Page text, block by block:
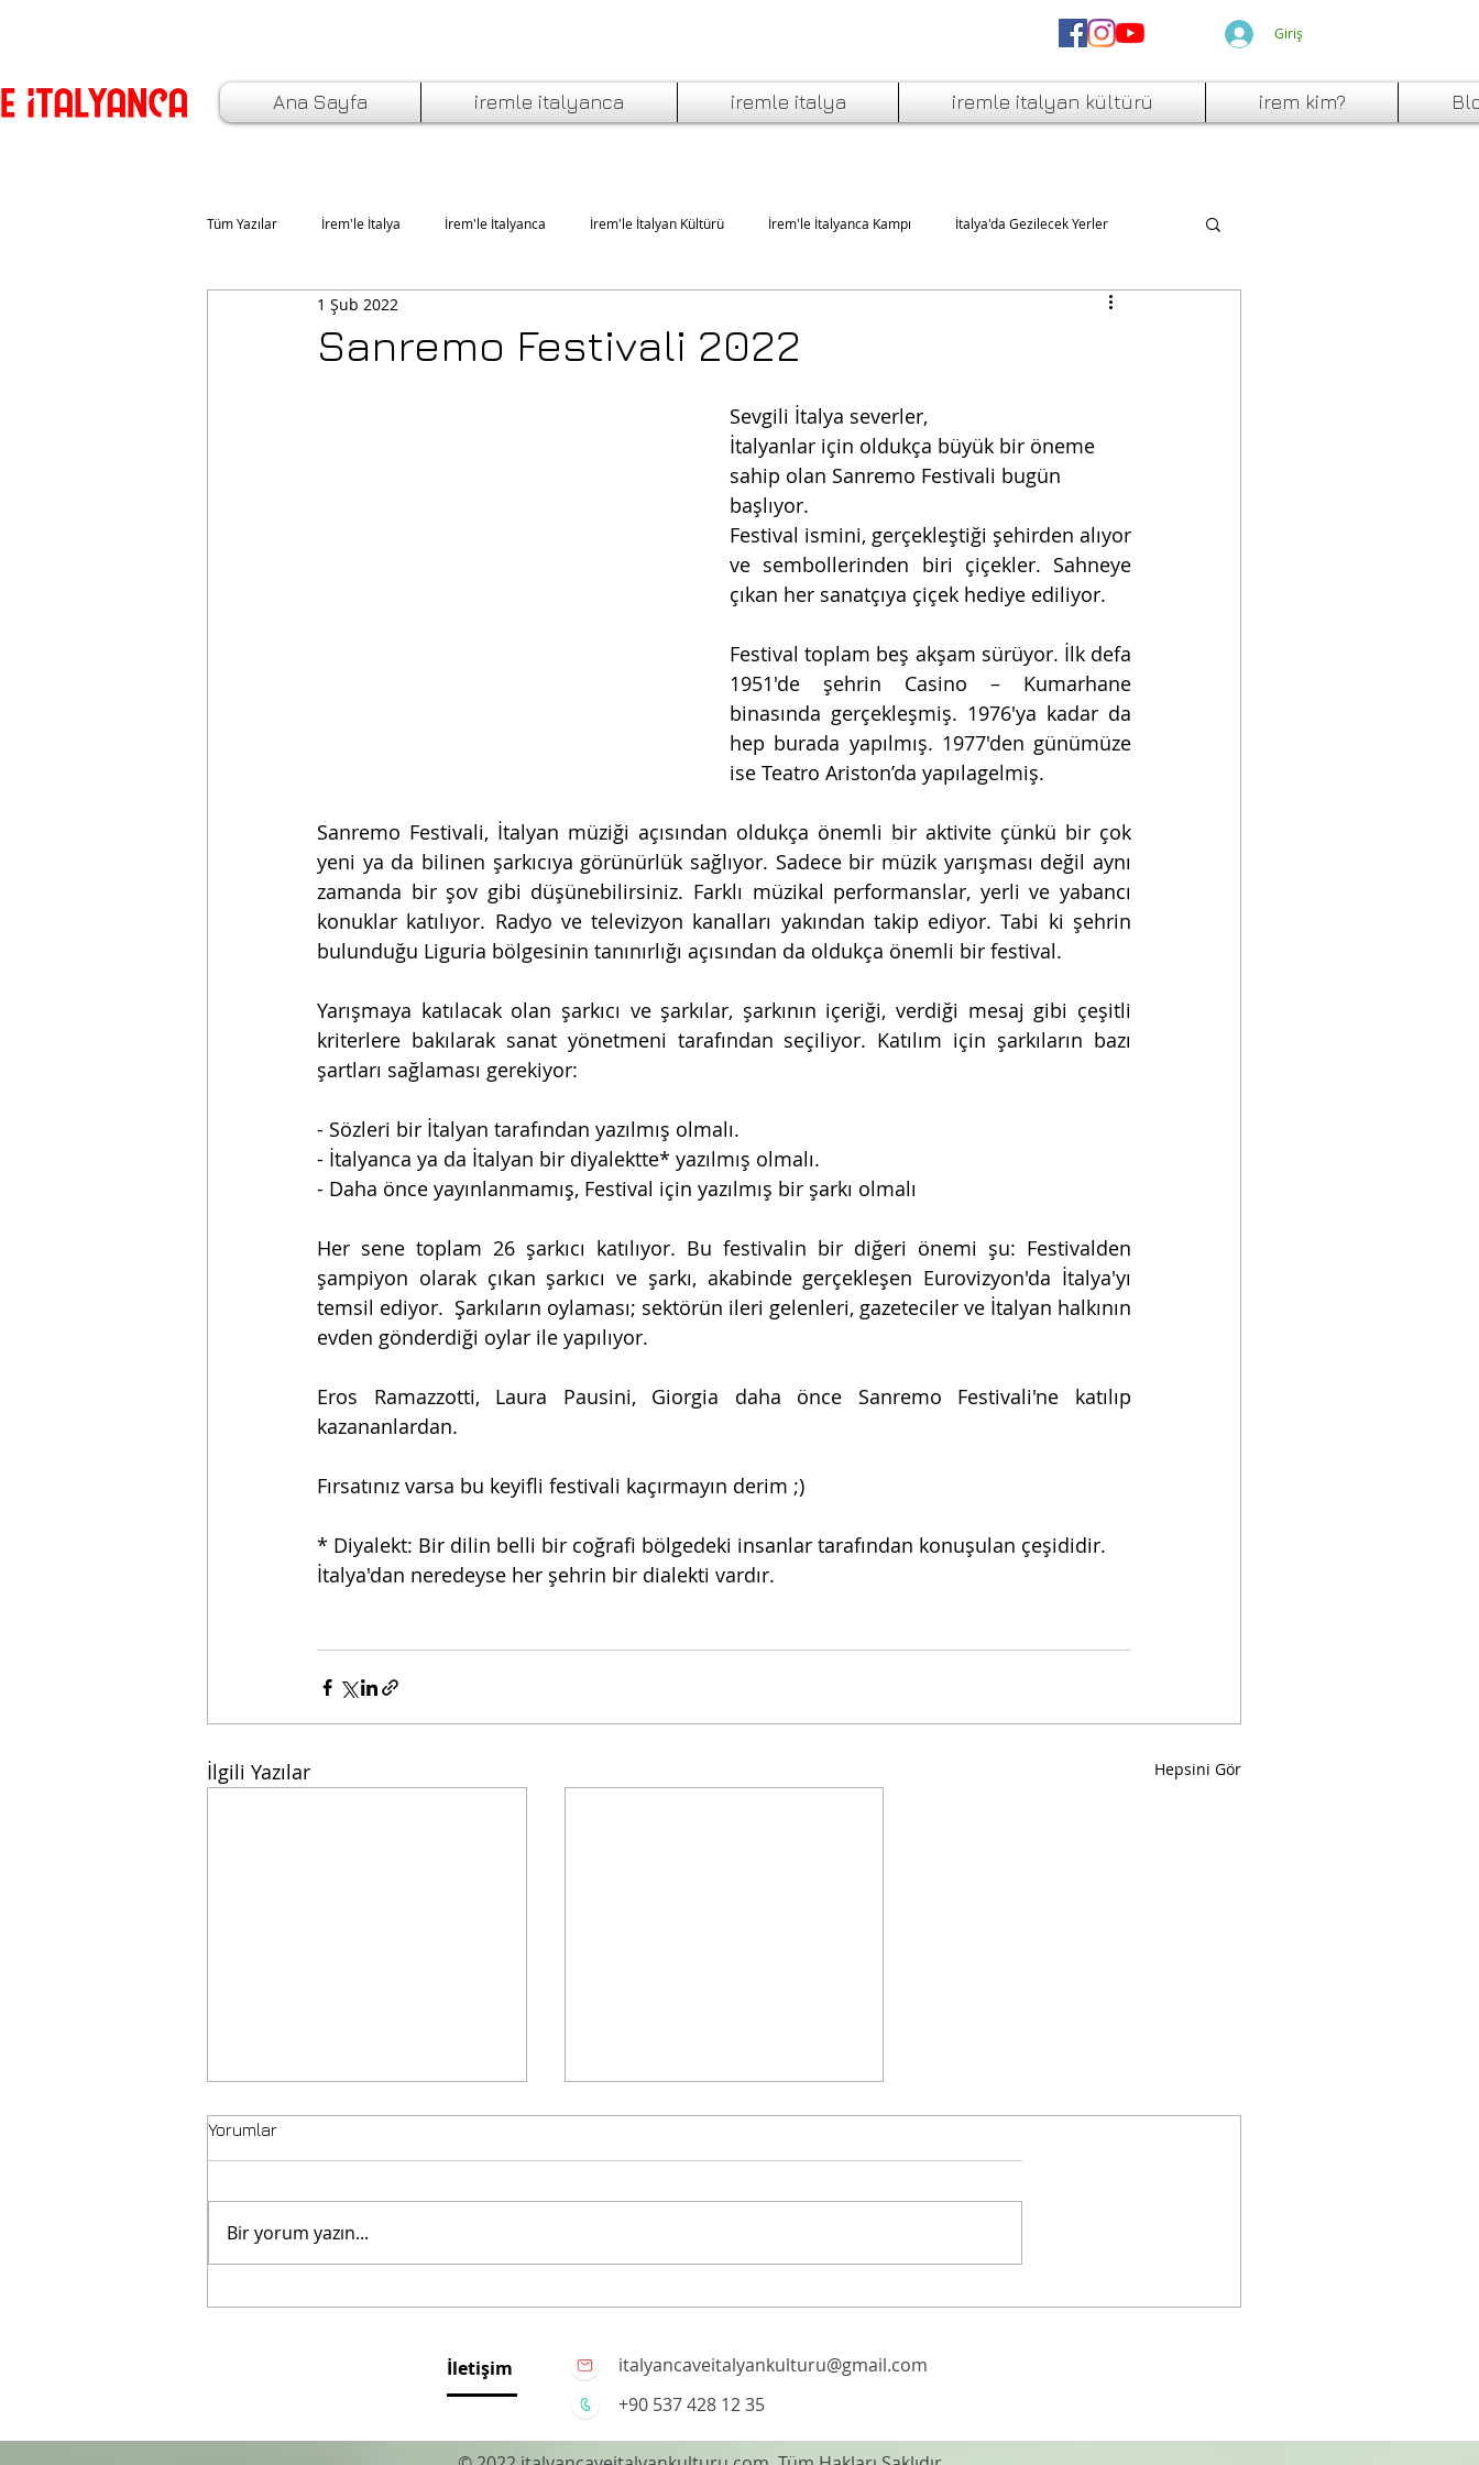
Giriş
Ana Sayfa iremle italyanca iremle italya iremle italyan kültürü irem kim?
Tüm Yazılar İrem'le İtalya İrem'le İtalyanca İrem'le İtalyan Kültürü İrem'le İtalyanca Kampı İtalya'da Gezilecek Yerler
İtalya'da Yaşam ve Eğitim
Sanremo Festivali 2022
1 Şub 2022
Sevgili İtalya severler,
İtalyanlar için oldukça büyük bir öneme
sahip olan Sanremo Festivali bugün
başlıyor.
Festival ismini, gerçekleştiği şehirden alıyor
ve sembollerinden biri çiçekler. Sahneye
çıkan her sanatçıya çiçek hediye ediliyor.
Festival toplam beş akşam sürüyor. İlk defa
1951'de şehrin Casino – Kumarhane
binasında gerçekleşmiş. 1976'ya kadar da
hep burada yapılmış. 1977'den günümüze
ise Teatro Ariston’da yapılagelmiş.
Sanremo Festivali, İtalyan müziği açısından oldukça önemli bir aktivite çünkü bir çok
yeni ya da bilinen şarkıcıya görünürlük sağlıyor. Sadece bir müzik yarışması değil aynı
zamanda bir şov gibi düşünebilirsiniz. Farklı müzikal performanslar, yerli ve yabancı
konuklar katılıyor. Radyo ve televizyon kanalları yakından takip ediyor. Tabi ki şehrin
bulunduğu Liguria bölgesinin tanınırlığı açısından da oldukça önemli bir festival.
Yarışmaya katılacak olan şarkıcı ve şarkılar, şarkının içeriği, verdiği mesaj gibi çeşitli
kriterlere bakılarak sanat yönetmeni tarafından seçiliyor. Katılım için şarkıların bazı
şartları sağlaması gerekiyor:
- Sözleri bir İtalyan tarafından yazılmış olmalı.
- İtalyanca ya da İtalyan bir diyalektte* yazılmış olmalı.
- Daha önce yayınlanmamış, Festival için yazılmış bir şarkı olmalı
Her sene toplam 26 şarkıcı katılıyor. Bu festivalin bir diğeri önemi şu: Festivalden
şampiyon olarak çıkan şarkıcı ve şarkı, akabinde gerçekleşen Eurovizyon'da İtalya'yı
temsil ediyor.  Şarkıların oylaması; sektörün ileri gelenleri, gazeteciler ve İtalyan halkının
evden gönderdiği oylar ile yapılıyor.
Eros Ramazzotti, Laura Pausini, Giorgia daha önce Sanremo Festivali'ne katılıp
kazananlardan.
Fırsatınız varsa bu keyifli festivali kaçırmayın derim ;)
* Diyalekt: Bir dilin belli bir coğrafi bölgedeki insanlar tarafından konuşulan çeşididir.
İtalya'dan neredeyse her şehrin bir dialekti vardır.
İlgili Yazılar Hepsini Gör
Yorumlar
Bir yorum yazın...
İletişim
italyancaveitalyankulturu@gmail.com
+90 537 428 12 35